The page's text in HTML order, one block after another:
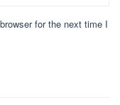
for the next time I